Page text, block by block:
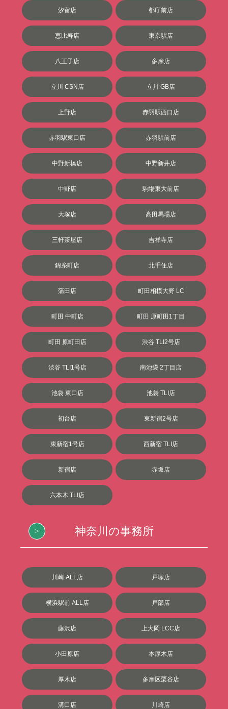
汐留店 都庁前店
恵比寿店 東京駅店
八王子店 多摩店
立川 CSN店 立川 GB店
上野店 赤羽駅西口店
赤羽駅東口店 赤羽駅前店
中野新橋店 中野新井店
中野店 駒場東大前店
大塚店 高田馬場店
三軒茶屋店 吉祥寺店
錦糸町店 北千住店
蒲田店 町田相模大野 LC
町田 中町店 町田 原町田1丁目
町田 原町田店 渋谷 TLI2号店
渋谷 TLI1号店 南池袋 2丁目店
池袋 東口店 池袋 TLI店
初台店 東新宿2号店
東新宿1号店 西新宿 TLI店
新宿店 赤坂店
六本木 TLI店
神奈川の事務所
川崎 ALL店 戸塚店
横浜駅前 ALL店 戸部店
藤沢店 上大岡 LCC店
小田原店 本厚木店
厚木店 多摩区栗谷店
溝口店 川崎店